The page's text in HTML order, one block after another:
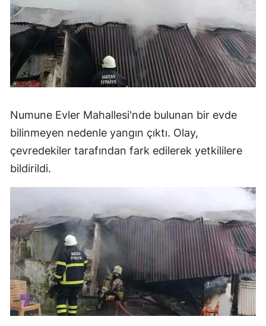
Numune Evler Mahallesi'nde bulunan bir evde
bilinmeyen nedenle yangın çıktı. Olay,
çevredekiler tarafından fark edilerek yetkililere
bildirildi.